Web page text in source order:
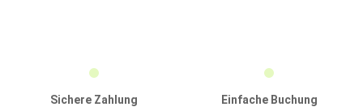
Sichere Zahlung
Einfache Buchung